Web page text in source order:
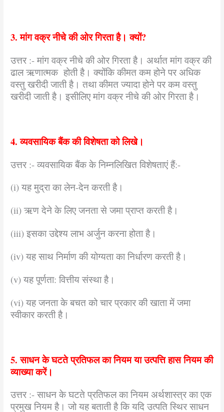
3. मांग वक्र नीचे की ओर गिरता है। क्यों?
उत्तर :- मांग वक्र नीचे की ओर गिरता है। अर्थात मांग वक्र की
ढाल ऋणात्मक होती है। क्योंकि कीमत कम होने पर अधिक
वस्तु खरीदी जाती है। तथा कीमत ज्यादा होने पर कम वस्तु
खरीदी जाती है। इसीलिए मांग वक्र नीचे की ओर गिरता है।
4. व्यवसायिक बैंक की विशेषता को लिखे।
उत्तर :- व्यवसायिक बैंक के निम्नलिखित विशेषताएं हैं:-
(i) यह मुद्रा का लेन-देन करती है।
(ii) ऋण देने के लिए जनता से जमा प्राप्त करती है।
(iii) इसका उद्देश्य लाभ अर्जुन करना होता है।
(iv) यह साथ निर्माण की योग्यता का निर्धारण करती है।
(v) यह पूर्णता: वित्तीय संस्था है।
(vi) यह जनता के बचत को चार प्रकार की खाता में जमा
स्वीकार करती है।
5. साधन के घटते प्रतिफल का नियम या उत्पत्ति हास नियम की
व्याख्या करें।
उत्तर :- साधन के घटते प्रतिफल का नियम अर्थशास्त्र का एक
प्रमुख नियम है। जो यह बताती है कि यदि उत्पति स्थिर साधन